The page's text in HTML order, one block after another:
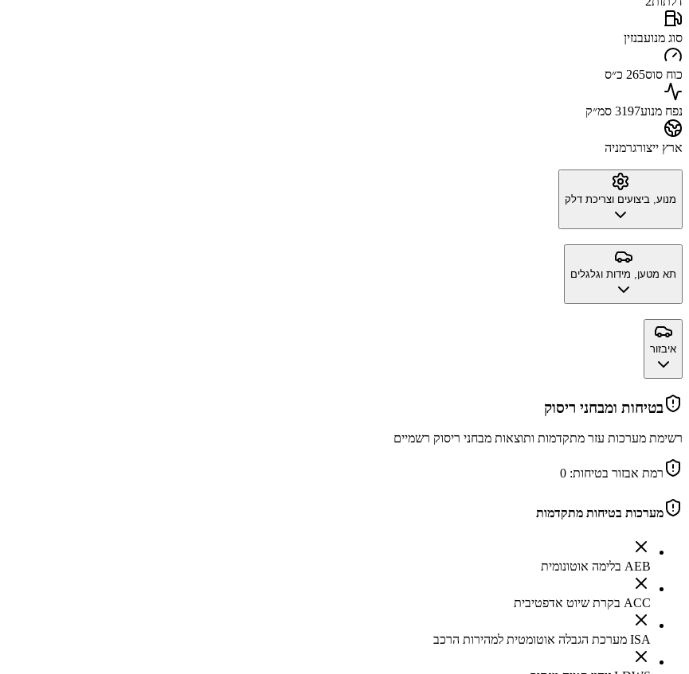
סוג מנועבנזין
כוח סוס265 כ״ס
נפח מנוע3197 סמ״ק
ארץ ייצורגרמניה
מנוע, ביצועים וצריכת דלק
תא מטען, מידות וגלגלים
איבזור
בטיחות ומבחני ריסוק
רשימת מערכות עזר מתקדמות ותוצאות מבחני ריסוק רשמיים
רמת אבזור בטיחות: 0
מערכות בטיחות מתקדמות
AEB בלימה אוטונומית
ACC בקרת שיוט אדפטיבית
ISA מערכת הגבלה אוטומטית למהירות הרכב